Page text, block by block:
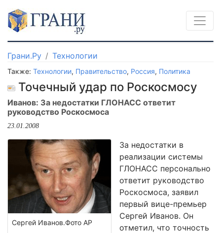
Грани.Ру Технологии
Также: Технологии, Правительство, Россия, Политика
Точечный удар по Роскосмосу
Иванов: За недостатки ГЛОНАСС ответит
руководство Роскосмоса
23.01.2008
Сергей Иванов.Фото АР
За недостатки в
реализации системы
ГЛОНАСС персонально
ответит руководство
Роскосмоса, заявил
первый вице-премьер
Сергей Иванов. Он
отметил, что точность